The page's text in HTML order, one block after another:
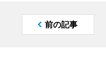
前の記事